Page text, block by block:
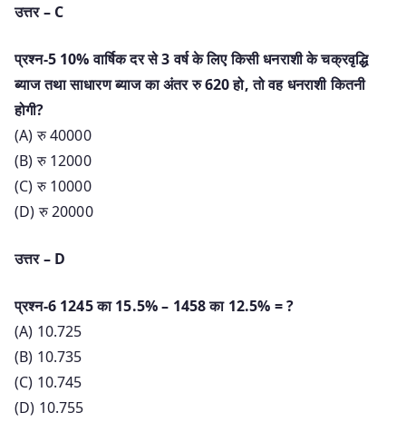
उत्तर – C
प्रश्न-5 10% वार्षिक दर से 3 वर्ष के लिए किसी धनराशी के चक्रवृद्धि
ब्याज तथा साधारण ब्याज का अंतर रु 620 हो, तो वह धनराशी कितनी
होगी?
(A) रु 40000
(B) रु 12000
(C) रु 10000
(D) रु 20000
उत्तर – D
प्रश्न-6 1245 का 15.5% – 1458 का 12.5% = ?
(A) 10.725
(B) 10.735
(C) 10.745
(D) 10.755